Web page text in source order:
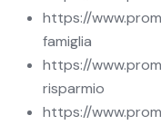
https://
famiglia
https://
risparmio
https://